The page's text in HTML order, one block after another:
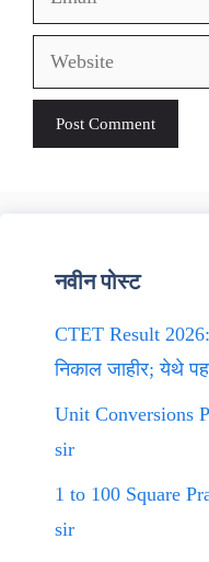
Website
नवीन पोस्ट
CTET Result 2026:
निकाल जाहीर; येथे
Unit Conversions
sir
1 to 100 Square
sir